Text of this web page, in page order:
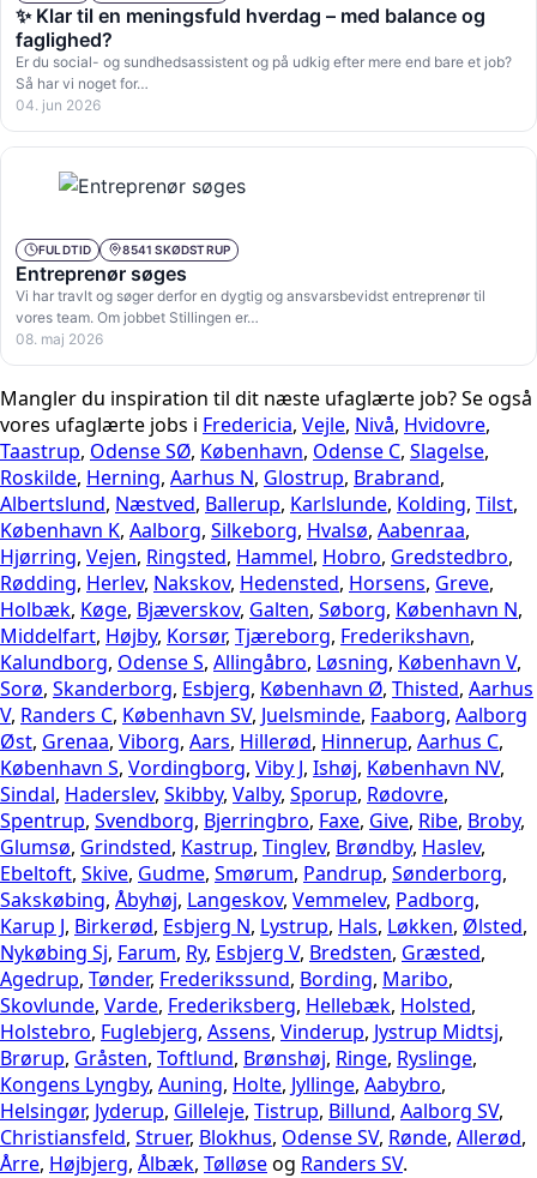
✨ Klar til en meningsfuld hverdag – med balance og
faglighed?
Er du social- og sundhedsassistent og på udkig efter mere end bare et job?
Så har vi noget for…
04. jun 2026
FULDTID 8541 SKØDSTRUP
Entreprenør søges
Vi har travlt og søger derfor en dygtig og ansvarsbevidst entreprenør til
vores team. Om jobbet Stillingen er…
08. maj 2026
Mangler du inspiration til dit næste ufaglærte job? Se også
vores ufaglærte jobs i Fredericia, Vejle, Nivå, Hvidovre,
Taastrup, Odense SØ, København, Odense C, Slagelse,
Roskilde, Herning, Aarhus N, Glostrup, Brabrand,
Albertslund, Næstved, Ballerup, Karlslunde, Kolding, Tilst,
København K, Aalborg, Silkeborg, Hvalsø, Aabenraa,
Hjørring, Vejen, Ringsted, Hammel, Hobro, Gredstedbro,
Rødding, Herlev, Nakskov, Hedensted, Horsens, Greve,
Holbæk, Køge, Bjæverskov, Galten, Søborg, København N,
Middelfart, Højby, Korsør, Tjæreborg, Frederikshavn,
Kalundborg, Odense S, Allingåbro, Løsning, København V,
Sorø, Skanderborg, Esbjerg, København Ø, Thisted, Aarhus
V, Randers C, København SV, Juelsminde, Faaborg, Aalborg
Øst, Grenaa, Viborg, Aars, Hillerød, Hinnerup, Aarhus C,
København S, Vordingborg, Viby J, Ishøj, København NV,
Sindal, Haderslev, Skibby, Valby, Sporup, Rødovre,
Spentrup, Svendborg, Bjerringbro, Faxe, Give, Ribe, Broby,
Glumsø, Grindsted, Kastrup, Tinglev, Brøndby, Haslev,
Ebeltoft, Skive, Gudme, Smørum, Pandrup, Sønderborg,
Sakskøbing, Åbyhøj, Langeskov, Vemmelev, Padborg,
Karup J, Birkerød, Esbjerg N, Lystrup, Hals, Løkken, Ølsted,
Nykøbing Sj, Farum, Ry, Esbjerg V, Bredsten, Græsted,
Agedrup, Tønder, Frederikssund, Bording, Maribo,
Skovlunde, Varde, Frederiksberg, Hellebæk, Holsted,
Holstebro, Fuglebjerg, Assens, Vinderup, Jystrup Midtsj,
Brørup, Gråsten, Toftlund, Brønshøj, Ringe, Ryslinge,
Kongens Lyngby, Auning, Holte, Jyllinge, Aabybro,
Helsingør, Jyderup, Gilleleje, Tistrup, Billund, Aalborg SV,
Christiansfeld, Struer, Blokhus, Odense SV, Rønde, Allerød,
Årre, Højbjerg, Ålbæk, Tølløseog Randers SV.